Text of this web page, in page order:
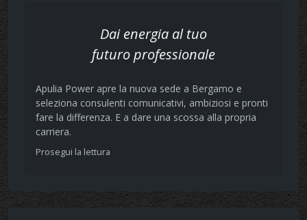
Dai energia al tuo
futuro professionale
Apulia Power apre la nuova sede a Bergamo e
seleziona consulenti comunicativi, ambiziosi e pronti
fare la differenza. E a dare una scossa alla propria
carriera.
Prosegui la lettura